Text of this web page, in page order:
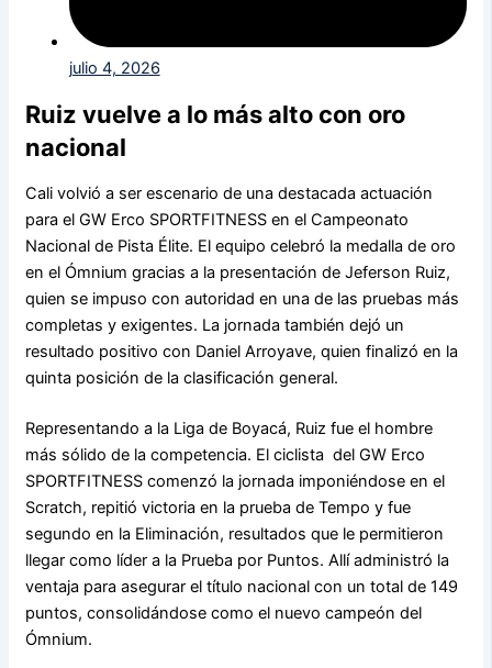
julio 4, 2026
Ruiz vuelve a lo más alto con oro
nacional
Cali volvió a ser escenario de una destacada actuación
para el GW Erco SPORTFITNESS en el Campeonato
Nacional de Pista Élite. El equipo celebró la medalla de oro
en el Ómnium gracias a la presentación de Jeferson Ruiz,
quien se impuso con autoridad en una de las pruebas más
completas y exigentes. La jornada también dejó un
resultado positivo con Daniel Arroyave, quien finalizó en la
quinta posición de la clasificación general.
Representando a la Liga de Boyacá, Ruiz fue el hombre
más sólido de la competencia. El ciclista del GW Erco
SPORTFITNESS comenzó la jornada imponiéndose en el
Scratch, repitió victoria en la prueba de Tempo y fue
segundo en la Eliminación, resultados que le permitieron
llegar como líder a la Prueba por Puntos. Allí administró la
ventaja para asegurar el título nacional con un total de 149
puntos, consolidándose como el nuevo campeón del
Ómnium.